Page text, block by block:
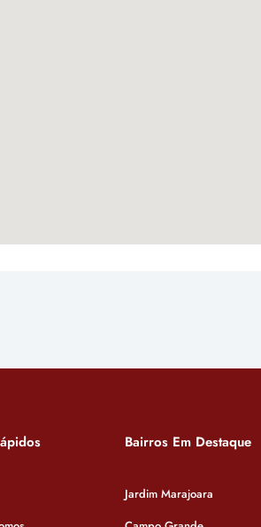
Bairros Em Destaque
Jardim Marajoara